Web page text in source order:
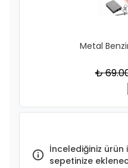
Metal
₺
İncelediğiniz
sepetinize